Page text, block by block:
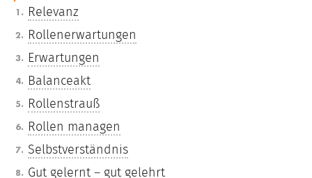
Relevanz
Rollenerwartungen
Erwartungen
Balanceakt
Rollenstrauß
Rollen managen
Selbstverständnis
Gut gelernt – gut gelehrt